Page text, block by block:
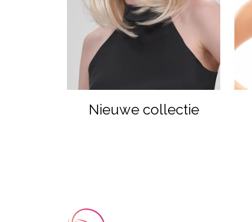
Nieuwe collectie